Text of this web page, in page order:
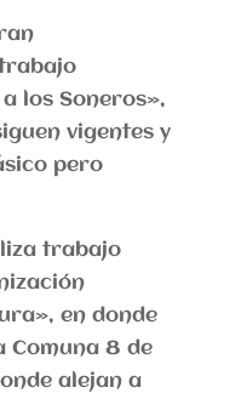
los Soneros»,
vigentes y
pero
trabajo
en donde
Comuna 8 de
alejan a